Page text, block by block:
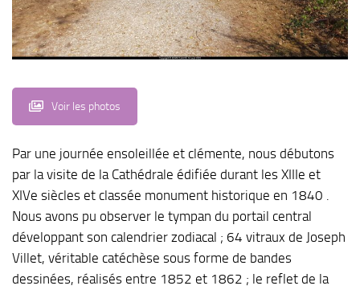
Voir les photos
Par une journée ensoleillée et clémente, nous débutons
par la visite de la Cathédrale édifiée durant les XIIIe et
XIVe siècles et classée monument historique en 1840 .
Nous avons pu observer le tympan du portail central
développant son calendrier zodiacal ; 64 vitraux de Joseph
Villet, véritable catéchèse sous forme de bandes
dessinées, réalisés entre 1852 et 1862 ; le reflet de la